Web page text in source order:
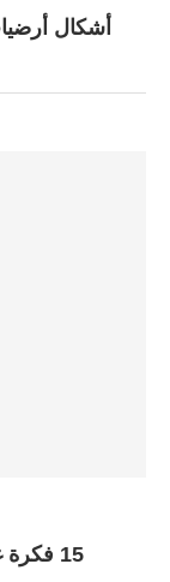
أشكال
15 فكرة غرفة طعام مودرن رائع وبسيطة